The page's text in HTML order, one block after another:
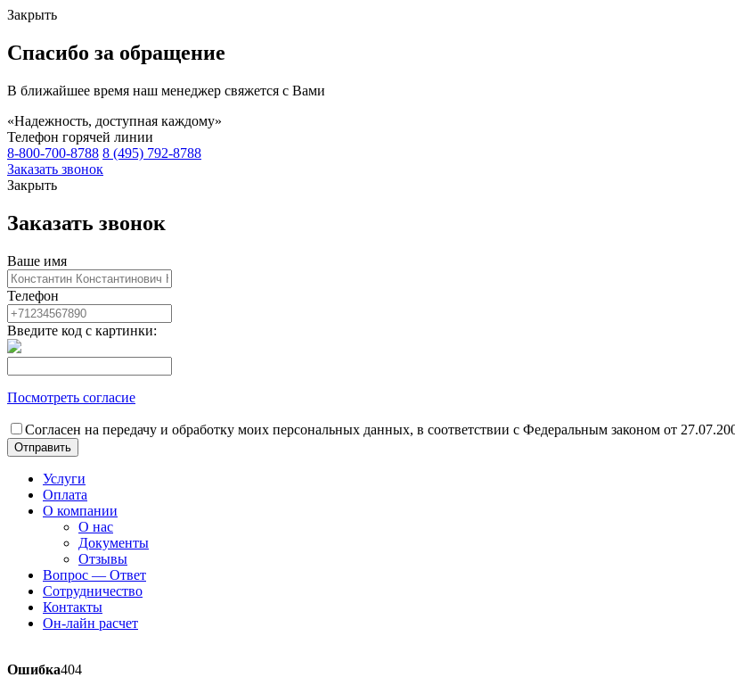
Закрыть
Спасибо за обращение
В ближайшее время наш менеджер свяжется с Вами
«Надежность, доступная каждому»
Телефон горячей линии
8-800-700-8788 8 (495) 792-8788
Заказать звонок
Закрыть
Заказать звонок
Ваше имя
Телефон
Введите код с картинки:
Посмотреть согласие
Согласен на передачу и обработку моих персональных данных, в соответствии с Федеральным законом от
Отправить
Услуги
Оплата
О компании
О нас
Документы
Отзывы
Вопрос — Ответ
Сотрудничество
Контакты
Он-лайн расчет
Ошибка404